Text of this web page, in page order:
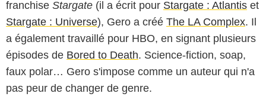
franchise Stargate (il a écrit pour Stargate : Atlantis et
Stargate : Universe), Gero a créé The LA Complex. Il
a également travaillé pour HBO, en signant plusieurs
épisodes de Bored to Death. Science-fiction, soap,
faux polar… Gero s'impose comme un auteur qui n'a
pas peur de changer de genre.